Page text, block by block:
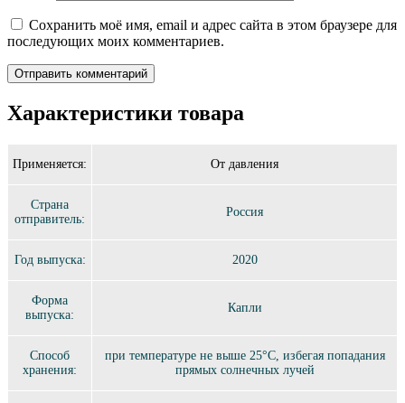
Сохранить моё имя, email и адрес сайта в этом браузере для
последующих моих комментариев.
Характеристики товара
Применяется: От давления
Страна
отправитель:
Россия
Год выпуска: 2020
Форма
выпуска:
Капли
Способ
хранения:
при температуре не выше 25°C, избегая попадания
прямых солнечных лучей